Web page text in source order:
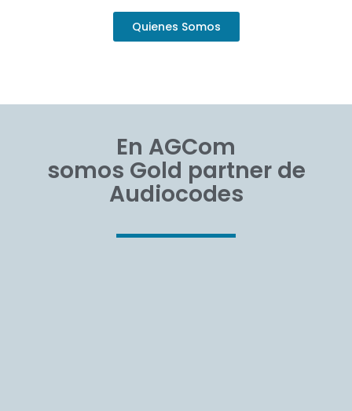
Quienes Somos
En AGCom
somos Gold partner de
Audiocodes